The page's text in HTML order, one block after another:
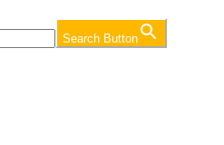
Search Button